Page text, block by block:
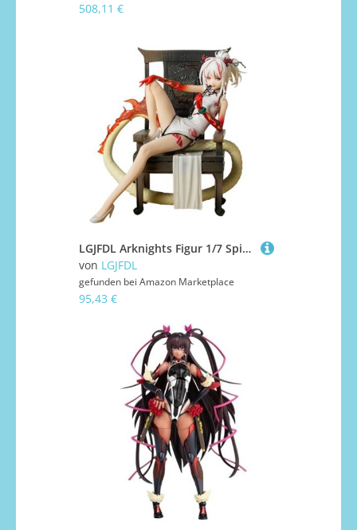
508,11 €
LGJFDL Arknights Figur 1/7 Spielfiguren PVC Desktop Ornamente Fans Geschenke (W)
von LGJFDL
gefunden bei Amazon Marketplace
95,43 €